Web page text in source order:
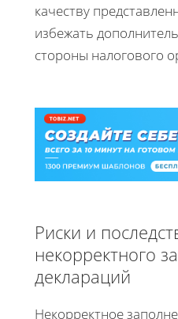
качеству
избежать
стороны налогового
Риски и
некорректного
деклараций
Некорректное